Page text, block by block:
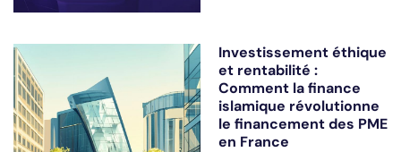
Investissement éthique
et rentabilité :
Comment la finance
islamique révolutionne
le financement des PME
en France